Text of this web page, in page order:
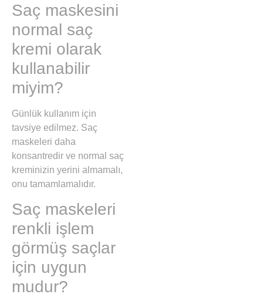
Saç maskesini
normal saç
kremi olarak
kullanabilir
miyim?
Günlük kullanım için
tavsiye edilmez. Saç
maskeleri daha
konsantredir ve normal saç
kreminizin yerini almamalı,
onu tamamlamalıdır.
Saç maskeleri
renkli işlem
görmüş saçlar
için uygun
mudur?